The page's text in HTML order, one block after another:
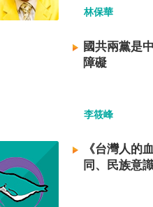
林保華
國共兩黨是
障礙
李筱峰
《台灣人的
同、民族意